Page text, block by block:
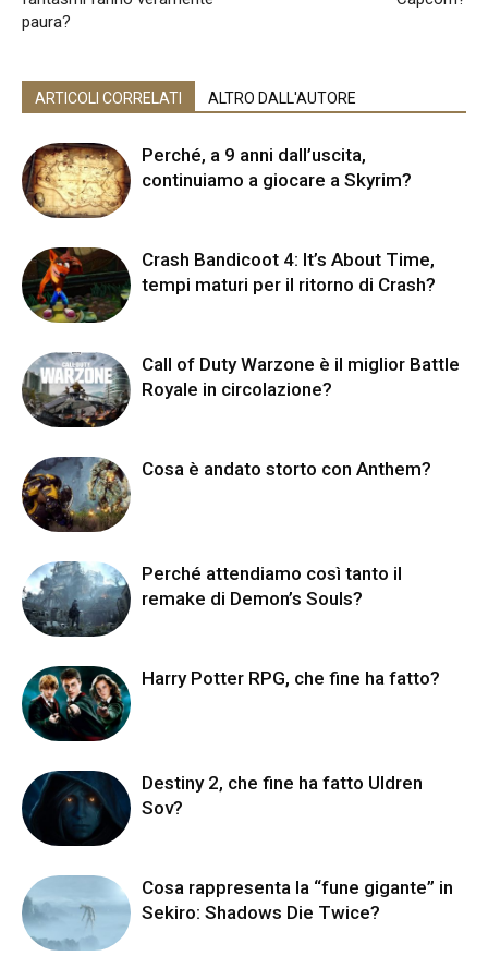
paura?
ARTICOLI CORRELATI ALTRO DALL'AUTORE
Perché, a 9 anni dall’uscita,
continuiamo a giocare a Skyrim?
Crash Bandicoot 4: It’s About Time,
tempi maturi per il ritorno di Crash?
Call of Duty Warzone è il miglior Battle
Royale in circolazione?
Cosa è andato storto con Anthem?
Perché attendiamo così tanto il
remake di Demon’s Souls?
Harry Potter RPG, che fine ha fatto?
Destiny 2, che fine ha fatto Uldren
Sov?
Cosa rappresenta la “fune gigante” in
Sekiro: Shadows Die Twice?